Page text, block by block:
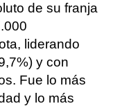
de su franja
liderando
y con
Fue lo más
y lo más